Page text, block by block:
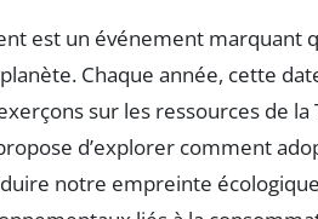
est un événement marquant
Chaque année, cette
sur les ressources de
d’explorer comment
notre empreinte